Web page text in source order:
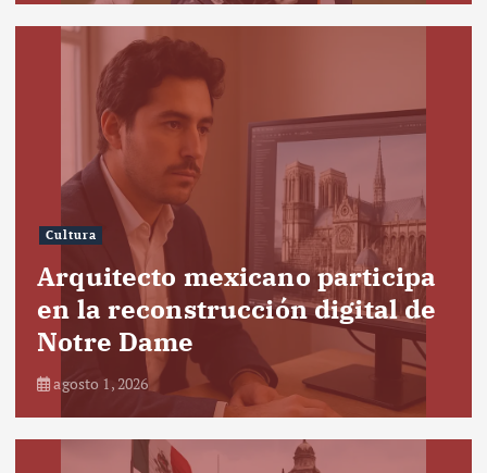
Cultura
Arquitecto mexicano participa
en la reconstrucción digital de
Notre Dame
agosto 1, 2026